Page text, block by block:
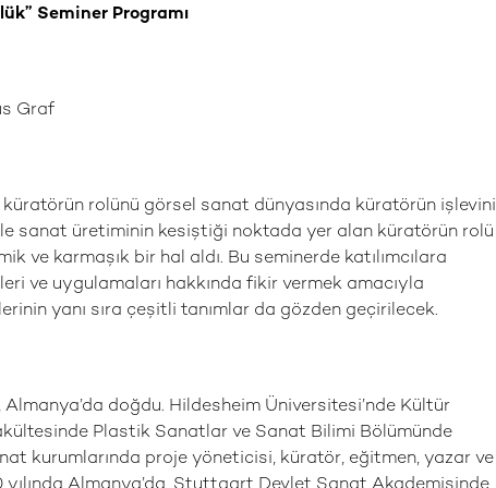
Seminer Programı
Graf
rolünü görsel sanat dünyasında küratörün işlevini
sanat üretiminin kesiştiği noktada yer alan küratörün rolü
ve karmaşık bir hal aldı. Bu seminerde katılımcılara
ve uygulamaları hakkında fikir vermek amacıyla
yanı sıra çeşitli tanımlar da gözden geçirilecek.
Almanya’da doğdu. Hildesheim Üniversitesi’nde Kültür
Plastik Sanatlar ve Sanat Bilimi Bölümünde
kurumlarında proje yöneticisi, küratör, eğitmen, yazar ve